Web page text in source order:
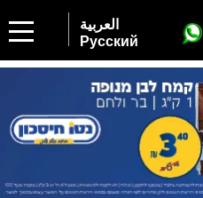
العربية
Русский